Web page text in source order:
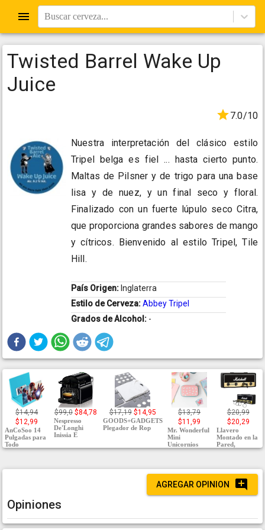
Buscar cerveza...
Twisted Barrel Wake Up
Juice
7.0/10
Nuestra interpretación del clásico estilo
Tripel belga es fiel ... hasta cierto punto.
Maltas de Pilsner y de trigo para una base
lisa y de nuez, y un final seco y floral.
Finalizado con un fuerte lúpulo seco Citra,
que proporciona grandes sabores de mango
y cítricos. Bienvenido al estilo Tripel, Tile
Hill.
País Origen: Inglaterra
Estilo de Cerveza:Abbey Tripel
Grados de Alcohol: -
$14,94
$12,99
AnCoSoo 14
Pulgadas para
Todo
$99,0 $84,78
Nespresso
De'Longhi
Inissia E
$17,19 $14,95
GOODS+GADGETS
Plegador de Rop
$13,79
$11,99
Mr. Wonderful
Mini
Unicornios
$20,99
$20,29
Llavero
Montado en la
Pared,
AGREGAR OPINION
Opiniones